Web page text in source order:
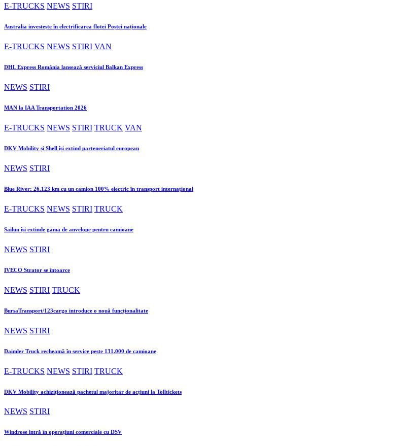
E-TRUCKS NEWS STIRI
Australia investește în electrificarea flotei Poștei naționale
E-TRUCKS NEWS STIRI VAN
DHL Express România lansează serviciul Balkan Express
NEWS STIRI
MAN la IAA Transportation 2026
E-TRUCKS NEWS STIRI TRUCK VAN
DKV Mobility și Shell își extind parteneriatul european
NEWS STIRI
Blue River: 26.123 km cu un camion 100% electric în transport internațional
E-TRUCKS NEWS STIRI TRUCK
Sailun își extinde gama de anvelope pentru camioane
NEWS STIRI
IVECO Strator se întoarce
NEWS STIRI TRUCK
BursaTransport/123cargo introduce o nouă funcționalitate
NEWS STIRI
Daimler Truck recheamă în service peste 131.000 de camioane
E-TRUCKS NEWS STIRI TRUCK
DKV Mobility achiziționează pachetul majoritar de acțiuni la Tolltickets
NEWS STIRI
Windrose intră în operațiuni comerciale cu DSV